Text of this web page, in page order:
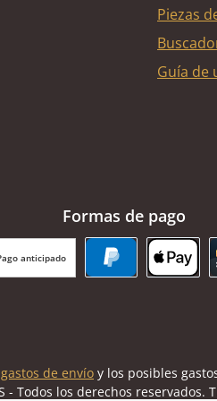
Piezas
Guía de
Formas de pago
anticipado
de envío y los posibles
- Todos los derechos reservados.